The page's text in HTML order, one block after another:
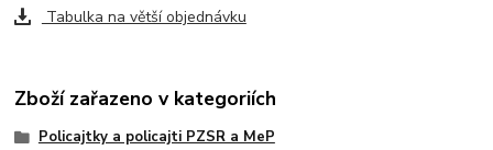
Tabulka na větší objednávku
Zboží zařazeno v kategoriích
Policajtky a policajti PZSR a MeP